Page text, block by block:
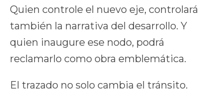
Quien controle el nuevo eje, controlará
también la narrativa del desarrollo. Y
quien inaugure ese nodo, podrá
reclamarlo como obra emblemática.
El trazado no solo cambia el tránsito.